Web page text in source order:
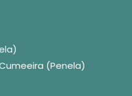
Cumeeira (Penela)